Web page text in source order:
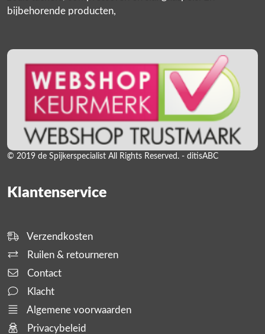
bijbehorende producten,
© 2019 de Spijkerspecialist All Rights Reserved. - ditisABC
Klantenservice
Verzendkosten
Ruilen & retourneren
Contact
Klacht
Algemene voorwaarden
Privacybeleid